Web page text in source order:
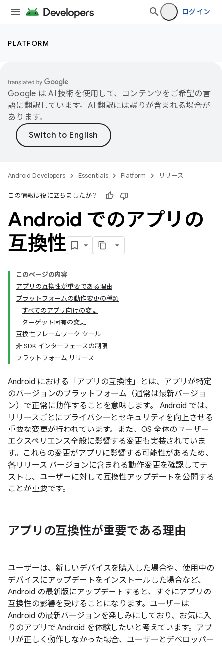
ログイン
PLATFORM
Google は AI 技術を使用して、コンテンツをご希望の言
語に翻訳しています。AI 翻訳には誤りが含まれる場合が
あります。
Android Developers Essentials Platform リリース
この情報は役に立ちましたか？
Android でのアプリの
互換性
このページの内容
アプリの互換性が重要である理由
プラットフォームの動作変更の種類
すべてのアプリ向けの変更
ターゲット固有の変更
互換性フレームワーク ツール
非 SDK インターフェースの制限
プラットフォーム リリース
Android における「アプリの互換性」とは、アプリが特定
のバージョンのプラットフォーム（通常は最新バージョ
ン）で正常に動作することを意味します。 Android では、
リリースごとにプライバシーとセキュリティを向上させる
重要な変更が行われています。また、OS 全体のユーザー
エクスペリエンス全般に影響する変更も実装されていま
す。これらの変更がアプリに影響する可能性があるため、
各リリース バージョンに含まれる動作変更を確認してテ
ストし、ユーザーに対して互換性アップデートを公開する
ことが重要です。
アプリの互換性が重要である理由
ユーザーは、新しいデバイスを購入した場合や、使用中の
デバイスにアップデートをインストールした場合など、
Android の最新版にアップデートすると、すぐにアプリの
互換性の影響を受けることになります。ユーザーは
Android の最新バージョンを楽しみにしており、お気に入
りのアプリで Android を体験したいと考えています。アプ
リが正しく動作しなかった場合、ユーザーとデベロッパー